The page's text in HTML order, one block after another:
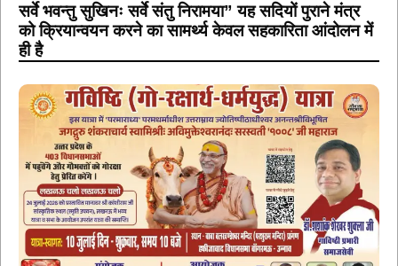
सर्वे भवन्तु सुखिनः सर्वे संतु निरामया” यह सदियों पुराने मंत्र
को क्रियान्वयन करने का सामर्थ्य केवल सहकारिता आंदोलन में
ही है